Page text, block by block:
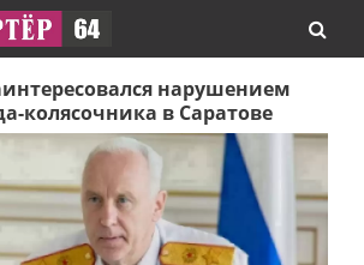
нарушением
колясочника в Саратове